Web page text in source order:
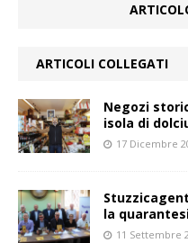
ARTICOLI COLLEGATI
Negozi
isola di
17 Dicembre
la
11 Settembre